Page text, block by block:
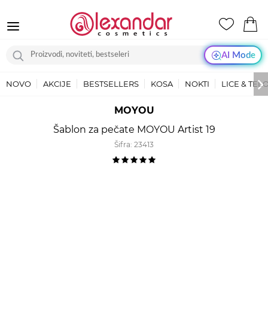
AI Mode
NOVO AKCIJE BESTSELLERS KOSA NOKTI LICE &
MOYOU
Šablon za pečate MOYOU Artist 19
Šifra: 23413